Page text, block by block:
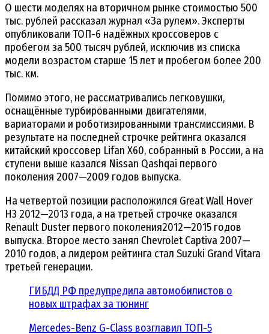
О шести моделях на вторичном рынке стоимостью 500
тыс. рублей рассказал журнал «За рулем». Эксперты
опубликовали ТОП-6 надёжных кроссоверов с
пробегом за 500 тысяч рублей, исключив из списка
модели возрастом старше 15 лет и пробегом более 200
тыс. км.
Помимо этого, не рассматривались легковушки,
оснащённые турбированными двигателями,
вариаторами и роботизированными трансмиссиями. В
результате на последней строчке рейтинга оказался
китайский кроссовер Lifan X60, собранный в России, а на
ступени выше казался Nissan Qashqai первого
поколения 2007—2009 годов выпуска.
На четвертой позиции расположился Great Wall Hover
H3 2012—2013 года, а на третьей строчке оказался
Renault Duster первого поколения2012—2015 годов
выпуска. Второе место занял Chevrolet Captiva 2007—
2010 годов, а лидером рейтинга стал Suzuki Grand Vitara
третьей генерации.
ГИБДД РФ предупредила автомобилистов о
новых штрафах за тюнинг
Mercedes-Benz G-Class возглавил ТОП-5